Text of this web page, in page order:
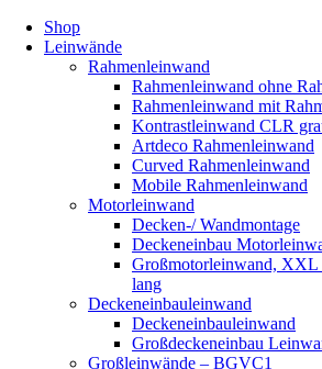
Shop
Leinwände
Rahmenleinwand
Rahmenleinwand ohne
Rahmenleinwand mit
Kontrastleinwand CLR
Artdeco Rahmenleinwand
Curved Rahmenleinwand
Mobile Rahmenleinwand
Motorleinwand
Decken-/ Wandmontage
Deckeneinbau
Großmotorleinwand, XXL
lang
Deckeneinbauleinwand
Deckeneinbauleinwand
Großdeckeneinbau
Großleinwände – BGVC1